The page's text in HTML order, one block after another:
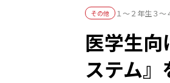
その他 １～２年生３～
医学生
ステム